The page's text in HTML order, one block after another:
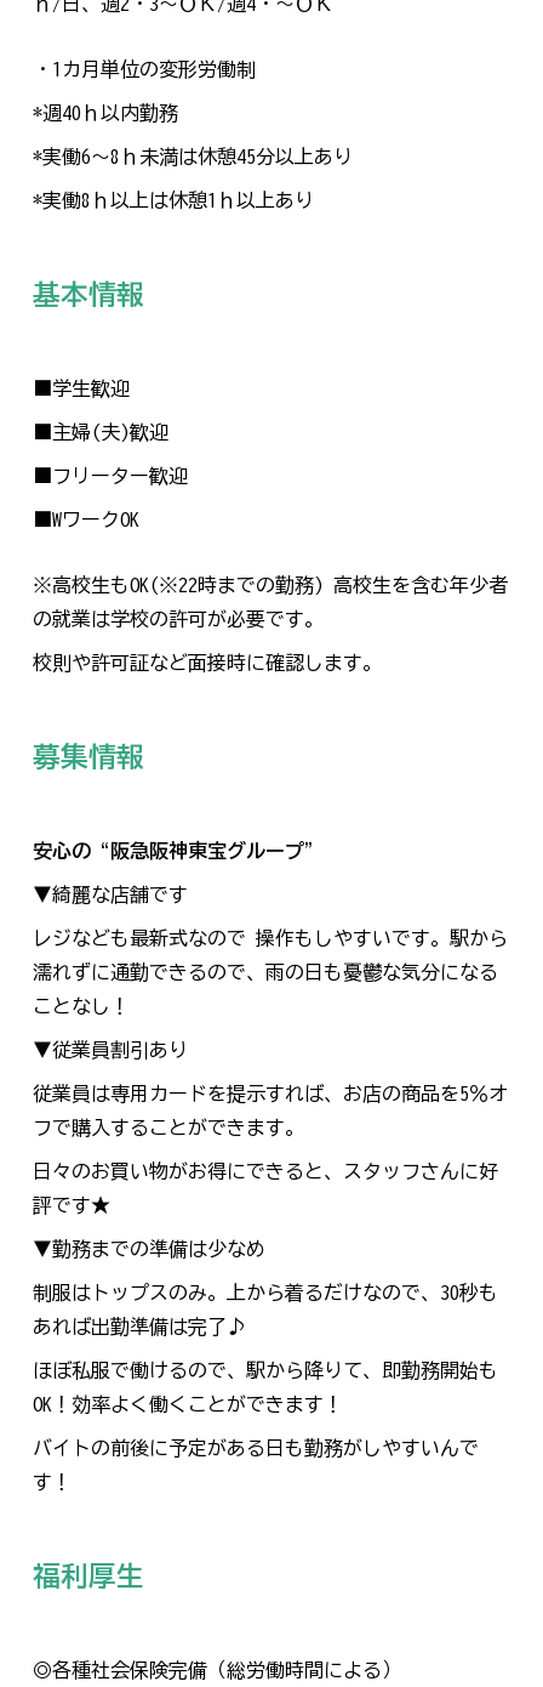
・1カ月単位の変形労働制
*週40ｈ以内勤務
*実働6～8ｈ未満は休憩45分以上あり
*実働8ｈ以上は休憩1ｈ以上あり
基本情報
■学生歓迎
■主婦(夫)歓迎
■フリーター歓迎
■WワークOK
※高校生もOK(※22時までの勤務) 高校生を含む年少者
の就業は学校の許可が必要です。
校則や許可証など面接時に確認します。
募集情報
安心の“阪急阪神東宝グループ”
▼綺麗な店舗です
レジなども最新式なので 操作もしやすいです。駅から
濡れずに通勤できるので、雨の日も憂鬱な気分になる
ことなし！
▼従業員割引あり
従業員は専用カードを提示すれば、 お店の商品を5％オ
フで購入することができます。
日々のお買い物がお得にできると、
スタッフさんに好
評です★
▼勤務までの準備は少なめ
制服はトップスのみ。上から着るだけなので、 30秒も
あれば出勤準備は完了♪
ほぼ私服で働けるので、駅から降りて、即勤務開始も
OK！効率よく働くことができます！
バイトの前後に予定がある日も勤務がしやすいんで
す！
福利厚生
◎各種社会保険完備（総労働時間による）